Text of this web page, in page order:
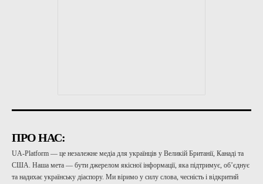
ПРО НАС:
UA-Platform — це незалежне медіа для українців у Великій Британії, Канаді та
США. Наша мета — бути джерелом якісної інформації, яка підтримує, об’єднує
та надихає українську діаспору. Ми віримо у силу слова, чесність і відкритий